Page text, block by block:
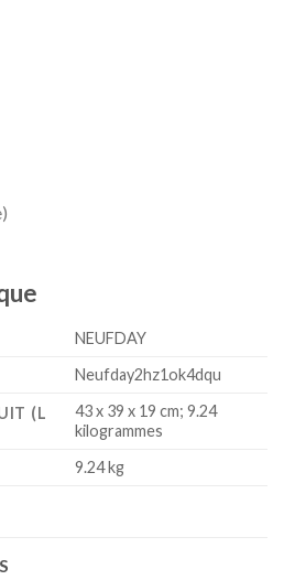
‎NEUFDAY
‎Neufday2hz1ok4dqu
(L
‎43 x 39 x 19 cm; 9.24
kilogrammes
‎9.24 kg